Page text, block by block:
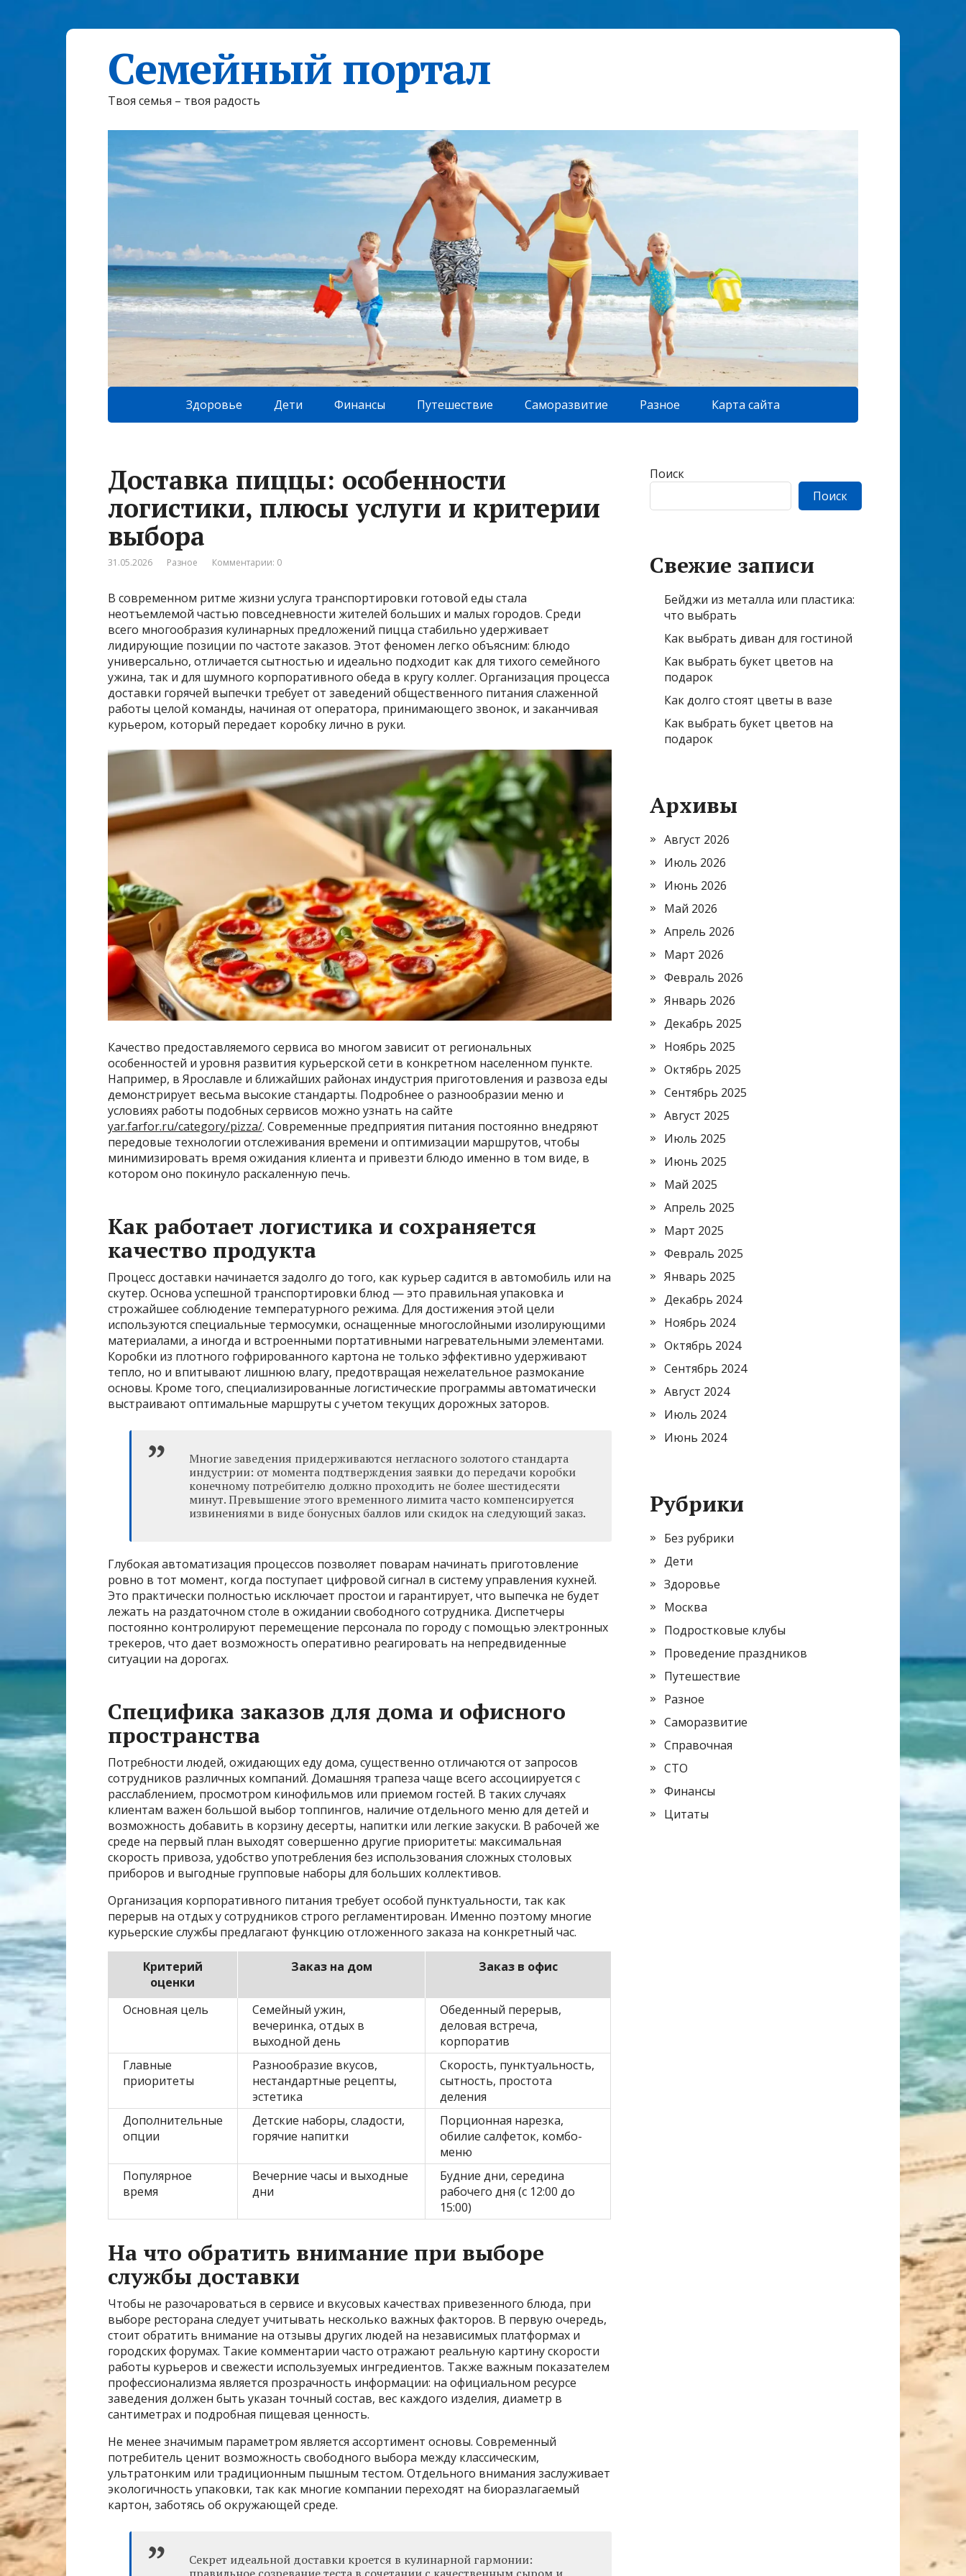
Семейный портал
Твоя семья – твоя радость
Здоровье Дети Финансы Путешествие Саморазвитие Разное Карта сайта
Доставка пиццы: особенности
логистики, плюсы услуги и критерии
выбора
31.05.2026 Разное Комментарии: 0
В современном ритме жизни услуга транспортировки готовой еды стала
неотъемлемой частью повседневности жителей больших и малых городов. Среди
всего многообразия кулинарных предложений пицца стабильно удерживает
лидирующие позиции по частоте заказов. Этот феномен легко объясним: блюдо
универсально, отличается сытностью и идеально подходит как для тихого семейного
ужина, так и для шумного корпоративного обеда в кругу коллег. Организация процесса
доставки горячей выпечки требует от заведений общественного питания слаженной
работы целой команды, начиная от оператора, принимающего звонок, и заканчивая
курьером, который передает коробку лично в руки.
Качество предоставляемого сервиса во многом зависит от региональных
особенностей и уровня развития курьерской сети в конкретном населенном пункте.
Например, в Ярославле и ближайших районах индустрия приготовления и развоза еды
демонстрирует весьма высокие стандарты. Подробнее о разнообразии меню и
условиях работы подобных сервисов можно узнать на сайте
yar.farfor.ru/category/pizza/. Современные предприятия питания постоянно внедряют
передовые технологии отслеживания времени и оптимизации маршрутов, чтобы
минимизировать время ожидания клиента и привезти блюдо именно в том виде, в
котором оно покинуло раскаленную печь.
Как работает логистика и сохраняется
качество продукта
Процесс доставки начинается задолго до того, как курьер садится в автомобиль или на
скутер. Основа успешной транспортировки блюд — это правильная упаковка и
строжайшее соблюдение температурного режима. Для достижения этой цели
используются специальные термосумки, оснащенные многослойными изолирующими
материалами, а иногда и встроенными портативными нагревательными элементами.
Коробки из плотного гофрированного картона не только эффективно удерживают
тепло, но и впитывают лишнюю влагу, предотвращая нежелательное размокание
основы. Кроме того, специализированные логистические программы автоматически
выстраивают оптимальные маршруты с учетом текущих дорожных заторов.
Многие заведения придерживаются негласного золотого стандарта
индустрии: от момента подтверждения заявки до передачи коробки
конечному потребителю должно проходить не более шестидесяти
минут. Превышение этого временного лимита часто компенсируется
извинениями в виде бонусных баллов или скидок на следующий заказ.
Глубокая автоматизация процессов позволяет поварам начинать приготовление
ровно в тот момент, когда поступает цифровой сигнал в систему управления кухней.
Это практически полностью исключает простои и гарантирует, что выпечка не будет
лежать на раздаточном столе в ожидании свободного сотрудника. Диспетчеры
постоянно контролируют перемещение персонала по городу с помощью электронных
трекеров, что дает возможность оперативно реагировать на непредвиденные
ситуации на дорогах.
Специфика заказов для дома и офисного
пространства
Потребности людей, ожидающих еду дома, существенно отличаются от запросов
сотрудников различных компаний. Домашняя трапеза чаще всего ассоциируется с
расслаблением, просмотром кинофильмов или приемом гостей. В таких случаях
клиентам важен большой выбор топпингов, наличие отдельного меню для детей и
возможность добавить в корзину десерты, напитки или легкие закуски. В рабочей же
среде на первый план выходят совершенно другие приоритеты: максимальная
скорость привоза, удобство употребления без использования сложных столовых
приборов и выгодные групповые наборы для больших коллективов.
Организация корпоративного питания требует особой пунктуальности, так как
перерыв на отдых у сотрудников строго регламентирован. Именно поэтому многие
курьерские службы предлагают функцию отложенного заказа на конкретный час.
Критерий
оценки
Заказ на дом Заказ в офис
Основная цель
Семейный ужин,
вечеринка, отдых в
выходной день
Обеденный перерыв,
деловая встреча,
корпоратив
Главные
приоритеты
Разнообразие вкусов,
нестандартные рецепты,
эстетика
Скорость, пунктуальность,
сытность, простота
деления
Дополнительные
опции
Детские наборы, сладости,
горячие напитки
Порционная нарезка,
обилие салфеток, комбо-
меню
Популярное
время
Вечерние часы и выходные
дни
Будние дни, середина
рабочего дня (с 12:00 до
15:00)
На что обратить внимание при выборе
службы доставки
Чтобы не разочароваться в сервисе и вкусовых качествах привезенного блюда, при
выборе ресторана следует учитывать несколько важных факторов. В первую очередь,
стоит обратить внимание на отзывы других людей на независимых платформах и
городских форумах. Такие комментарии часто отражают реальную картину скорости
работы курьеров и свежести используемых ингредиентов. Также важным показателем
профессионализма является прозрачность информации: на официальном ресурсе
заведения должен быть указан точный состав, вес каждого изделия, диаметр в
сантиметрах и подробная пищевая ценность.
Не менее значимым параметром является ассортимент основы. Современный
потребитель ценит возможность свободного выбора между классическим,
ультратонким или традиционным пышным тестом. Отдельного внимания заслуживает
экологичность упаковки, так как многие компании переходят на биоразлагаемый
картон, заботясь об окружающей среде.
Секрет идеальной доставки кроется в кулинарной гармонии:
Поиск
Поиск
Свежие записи
Бейджи из металла или пластика:
что выбрать
Как выбрать диван для гостиной
Как выбрать букет цветов на
подарок
Как долго стоят цветы в вазе
Как выбрать букет цветов на
подарок
Архивы
Август 2026
Июль 2026
Июнь 2026
Май 2026
Апрель 2026
Март 2026
Февраль 2026
Январь 2026
Декабрь 2025
Ноябрь 2025
Октябрь 2025
Сентябрь 2025
Август 2025
Июль 2025
Июнь 2025
Май 2025
Апрель 2025
Март 2025
Февраль 2025
Январь 2025
Декабрь 2024
Ноябрь 2024
Октябрь 2024
Сентябрь 2024
Август 2024
Июль 2024
Июнь 2024
Рубрики
Без рубрики
Дети
Здоровье
Москва
Подростковые клубы
Проведение праздников
Путешествие
Разное
Саморазвитие
Справочная
СТО
Финансы
Цитаты